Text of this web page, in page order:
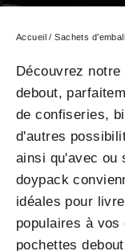
Accueil / Sachets
Découvrez
debout,
de confiseries,
d'autres
ainsi qu'avec ou
doypack
idéales pour
populaires à
pochettes